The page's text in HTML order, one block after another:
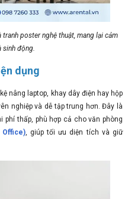
poster nghệ thuật, mang lại cảm
sinh động.
dụng
nâng laptop, khay dây điện hay hộp
nghiệp và dễ tập trung hơn. Đây là
thấp, phù hợp cả cho văn phòng
Office), giúp tối ưu diện tích và giữ